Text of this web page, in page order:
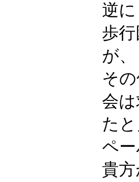
逆
歩
が、
そ
会
た
ペ
貴